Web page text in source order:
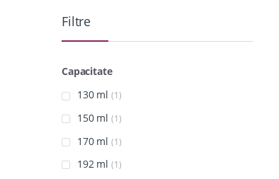
Filtre
Capacitate
130 ml (1)
150 ml (1)
170 ml (1)
192 ml (1)